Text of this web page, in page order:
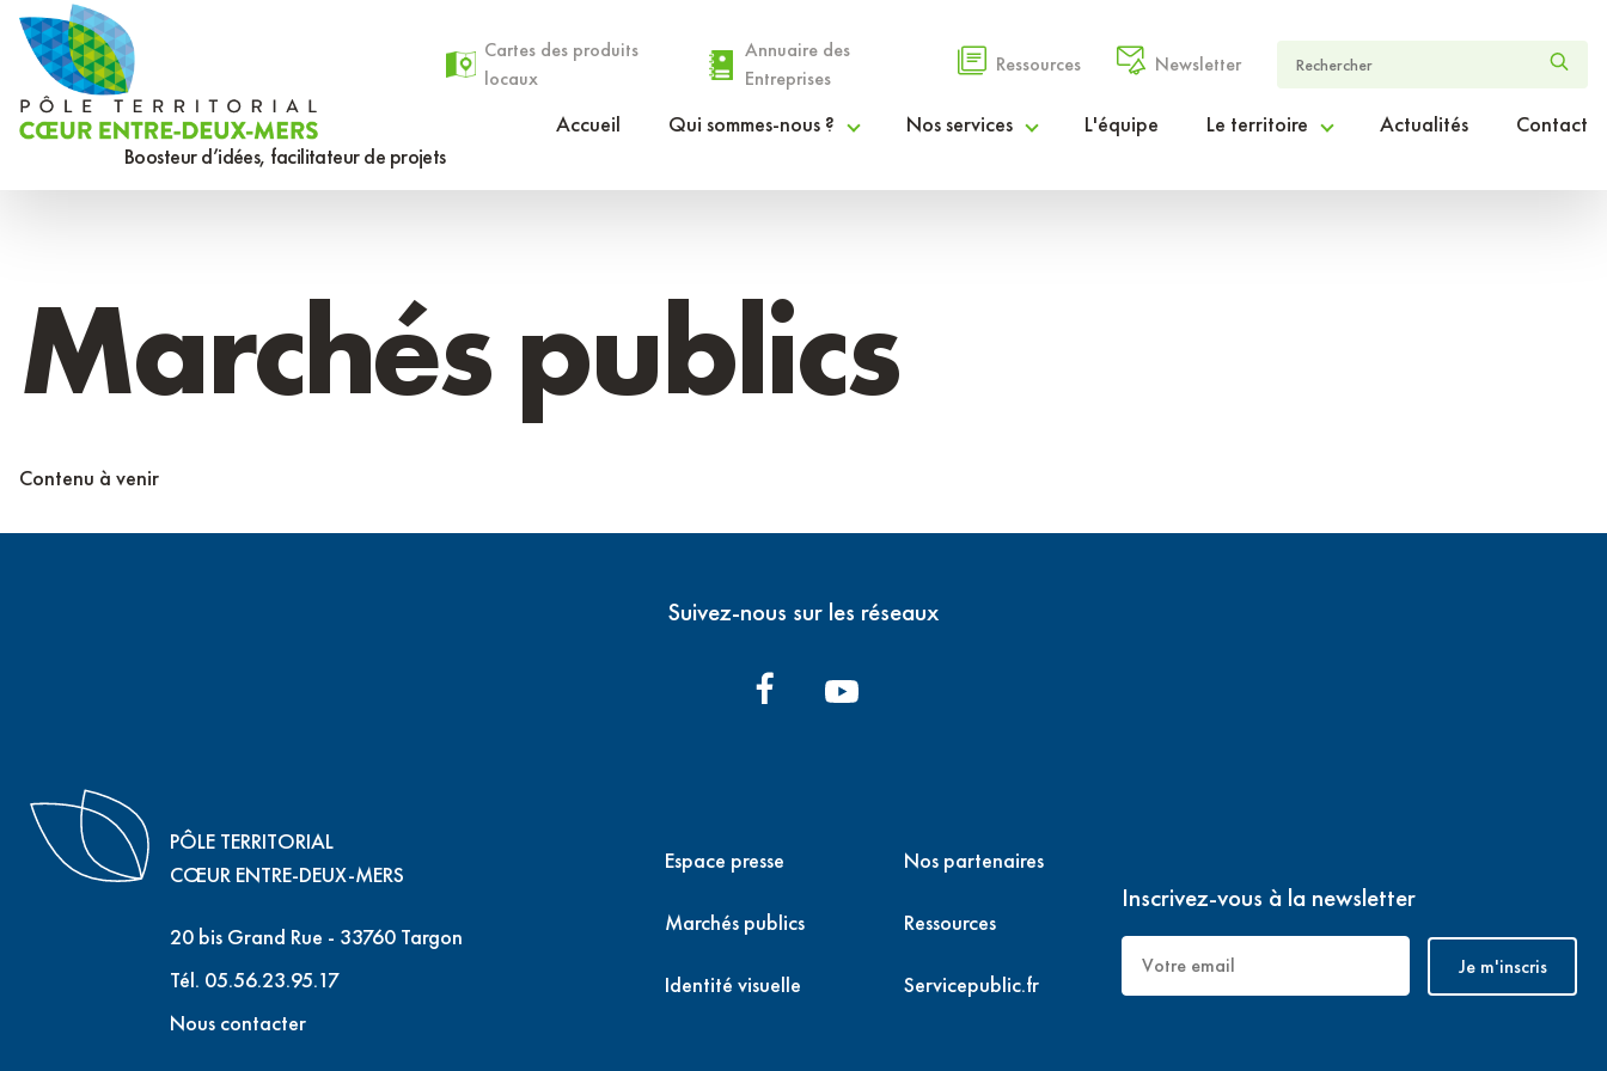
Aller
contenu
principal
Boosteur d’idées, facilitateur de projets
Cartes des produits
locaux
Annuaire des
Entreprises
Ressources Newsletter
Accueil Qui sommes-nous ?
Le PETR
Nos communautés de communes
Nos services
Espace Agri’Alim
Espace Droit des Sols
Notre ingéniérie mutualisée au service des collectivités
L'équipe Le territoire
Le Cœur Entre-deux-Mers en chiffres
Actualités Contact
Marchés publics
Contenu à venir
Suivez-nous sur les réseaux
PÔLE TERRITORIAL
CŒUR ENTRE-DEUX-MERS
20 bis Grand Rue - 33760 Targon
Tél. 05.56.23.95.17
Nous contacter
Espace presse
Marchés publics
Identité visuelle
Nos partenaires
Ressources
Servicepublic.fr
Inscrivez-vous à la newsletter
Panneau de gestion des cookies